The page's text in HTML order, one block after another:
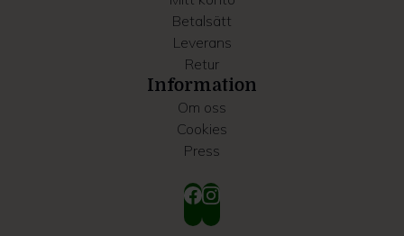
Betalsätt
Leverans
Retur
Information
Om oss
Cookies
Press